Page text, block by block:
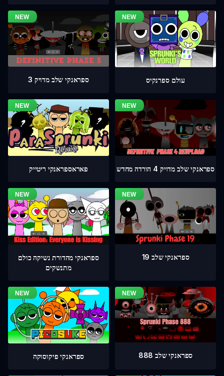
ספראנקי שלב מדויק 3 עולם ספרנקיס
פאראספראנקי ריטייק ספראנקי שלב מדויק 4 הורדה מחדש
ספראנקי מהדורת נשיקה כולם
מתנשקים
ספראנקי שלב 19
ספראנקי פיקוסוקה ספראנקי שלב 888